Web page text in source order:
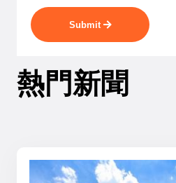
Submit
熱門新聞